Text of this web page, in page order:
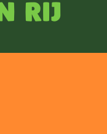
rij